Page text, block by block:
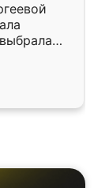
потом
с
без
осталась
ожидала.